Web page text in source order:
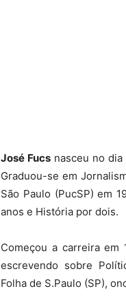
José Fucs nasceu no dia
Graduou-se em
São Paulo (PucSP) em
anos e História por dois.
Começou a carreira em
escrevendo sobre
Folha de S.Paulo (SP),